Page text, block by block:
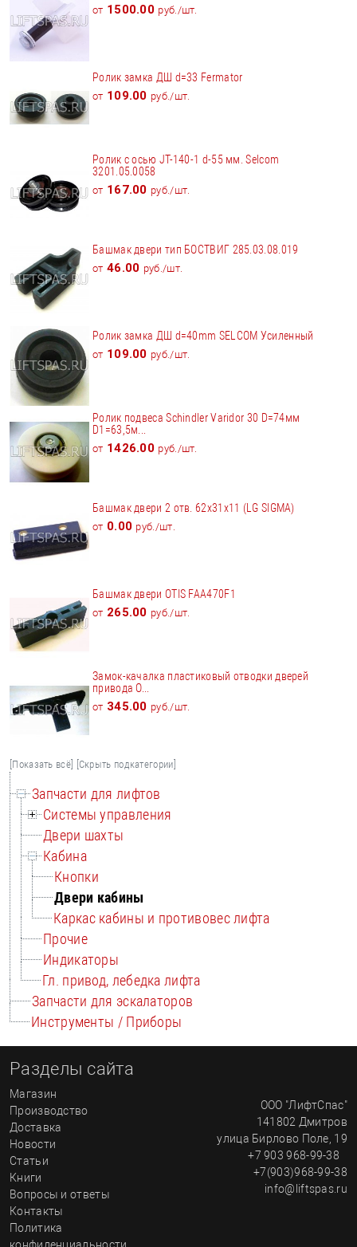
от 1500.00 руб./шт.
Ролик замка ДШ d=33 Fermator
от 109.00 руб./шт.
Ролик с осью JT-140-1 d-55 мм. Selcom
3201.05.0058
от 167.00 руб./шт.
Башмак двери тип БОСТВИГ 285.03.08.019
от 46.00 руб./шт.
Ролик замка ДШ d=40mm SELCOM Усиленный
от 109.00 руб./шт.
Ролик подвеса Schindler Varidor 30 D=74мм
D1=63,5м...
от 1426.00 руб./шт.
Башмак двери 2 отв. 62х31х11 (LG SIGMA)
от 0.00 руб./шт.
Башмак двери OTIS FAA470F1
от 265.00 руб./шт.
Замок-качалка пластиковый отводки дверей
привода O...
от 345.00 руб./шт.
[Показать всё] [Скрыть подкатегории]
Запчасти для лифтов
Системы управления
Двери шахты
Кабина
Кнопки
Двери кабины
Каркас кабины и противовес лифта
Прочие
Индикаторы
Гл. привод, лебедка лифта
Запчасти для эскалаторов
Инструменты / Приборы
Разделы сайта
Магазин
Производство
Доставка
Новости
Статьи
Книги
Вопросы и ответы
Контакты
Политика
ООО "ЛифтСпас"
141802 Дмитров
улица Бирлово Поле, 19
+7 903 968-99-38
+7(903)968-99-38
info@liftspas.ru